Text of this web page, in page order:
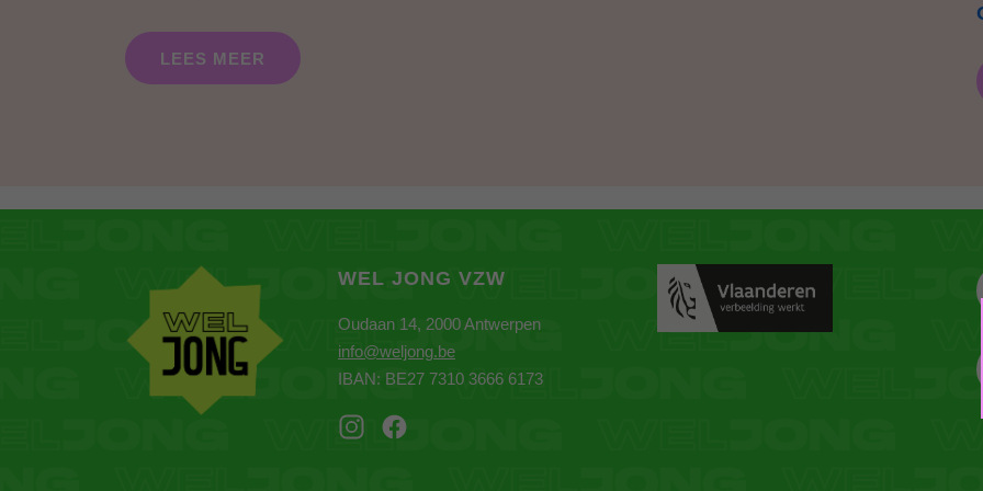
LEES MEER
WEL JONG VZW
Oudaan 14, 2000 Antwerpen
info@weljong.be
IBAN: BE27 7310 3666 6173